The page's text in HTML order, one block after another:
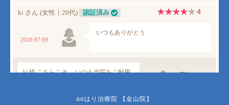
aoはり治療院 【金山院】